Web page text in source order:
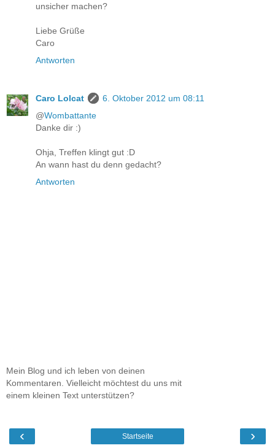
unsicher machen?
Liebe Grüße
Caro
Antworten
Caro Lolcat
6. Oktober 2012 um 08:11
@Wombattante
Danke dir :)
Ohja, Treffen klingt gut :D
An wann hast du denn gedacht?
Antworten
Mein Blog und ich leben von deinen
Kommentaren. Vielleicht möchtest du uns mit
einem kleinen Text unterstützen?
‹ ›
Startseite